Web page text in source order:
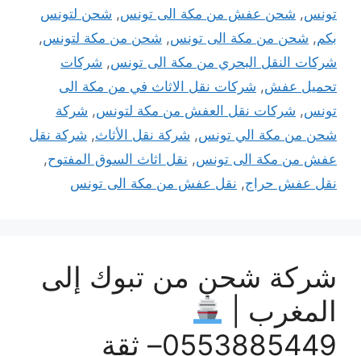
تونس, شحن عفش من مكة الى تونس, شحن لتونس
بكم, شحن من مكة الى تونس, شحن من مكة لتونس,
شركات النقل البحري من مكة الى تونس, شركات
تحميل عفش, شركات نقل الاثاث في من مكة الى
تونس, شركات نقل العفش من مكة لتونس, شركة
شحن من مكة الي تونس, شركة نقل الأثاث, شركة نقل
عفش من مكة الى تونس, نقل اثاث السوق المفتوح,
نقل عفش حراج, نقل عفش من مكة الى تونس
شركة شحن من تبوك إلى
المغرب |
0553885449– ثقة